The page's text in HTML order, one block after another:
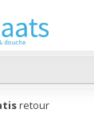
retour